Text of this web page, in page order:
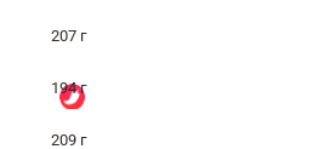
207 г
194 г
209 г